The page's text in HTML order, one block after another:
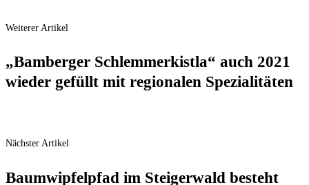
Weiterer Artikel
„Bam­ber­ger Schlem­mer­kist­la“ auch 2021
wie­der gefüllt mit regio­na­len Spezialitäten
Nächster Artikel
Baum­wip­fel­pfad im Stei­ger­wald besteht